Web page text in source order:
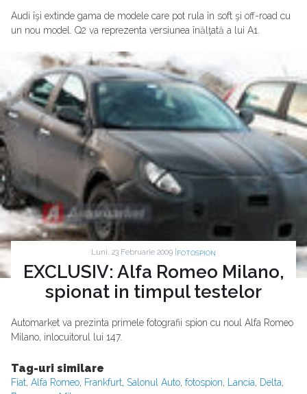
Audi îşi extinde gama de modele care pot rula în soft şi off-road cu
un nou model. Q2 va reprezenta versiunea înălţată a lui A1.
Luni, 23 Februarie 2009 | FOTOSPION
EXCLUSIV: Alfa Romeo Milano,
spionat in timpul testelor
Automarket va prezinta primele fotografii spion cu noul Alfa Romeo
Milano, inlocuitorul lui 147.
Tag-uri similare
Fiat, Alfa Romeo, Frankfurt, Salonul Auto, fotospion, Lancia, Delta,